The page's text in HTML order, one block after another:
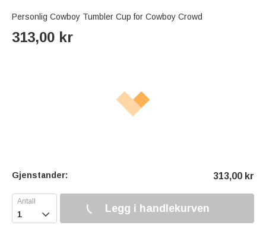
Personlig Cowboy Tumbler Cup for Cowboy Crowd
313,00 kr
Gjenstander: 313,00 kr
 Legg i handlekurven